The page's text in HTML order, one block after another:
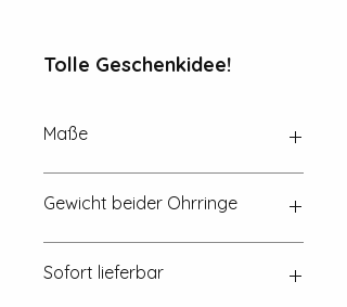
Tolle Geschenkidee!
Maße
Gewicht beider Ohrringe
Sofort lieferbar